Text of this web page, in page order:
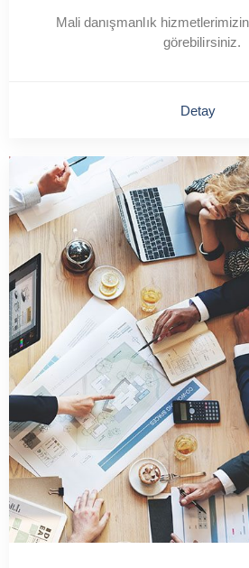
Mali danışmanlık
görebilirsiniz.
Detay